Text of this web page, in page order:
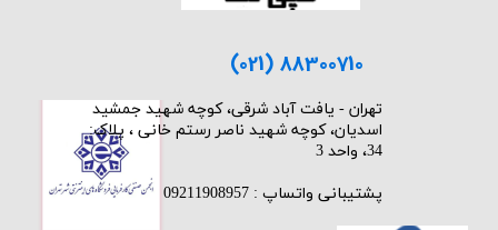
(021) 88300710
​تهران - یافت آباد شرقی، کوچه شهید جمشید
اسدیان، کوچه شهید ناصر رستم خانی ، پلاک:
34، واحد 3
پشتیبانی واتساپ : 09211908957